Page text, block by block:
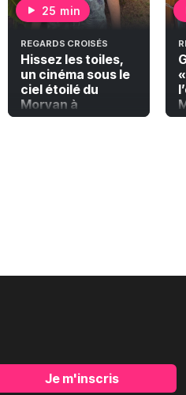
25 min
REGARDS CROISÉS
Hissez les toiles,
un cinéma sous le
ciel étoilé du
Morvan à
Château-Chinon.
Je m'inscris